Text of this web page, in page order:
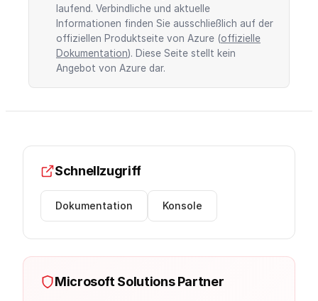
laufend. Verbindliche und aktuelle
Informationen finden Sie ausschließlich auf der
offiziellen Produktseite von Azure (offizielle
Dokumentation). Diese Seite stellt kein
Angebot von Azure dar.
Schnellzugriff
Dokumentation Konsole
Microsoft Solutions Partner